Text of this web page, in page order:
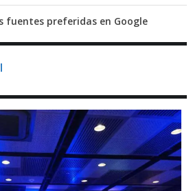
fuentes preferidas en Google